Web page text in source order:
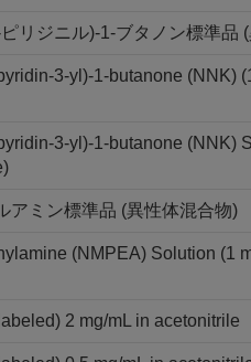
リジニル)-1-ブタノン標準品
3-yl)-1-butanone (NNK)
3-yl)-1-butanone (NNK)
アミン標準品 (異性体混合物)
(NMPEA) Solution (1
2 mg/mL in acetonitrile